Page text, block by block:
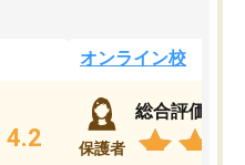
4.2
オンライン校
保護者
総合評価